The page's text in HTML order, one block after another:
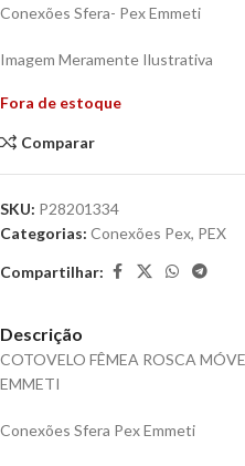
Conexões Sfera- Pex Emmeti
Imagem Meramente Ilustrativa
Fora de estoque
Comparar
SKU: P28201334
Categorias: Conexões Pex, PEX
Compartilhar:
Descrição
COTOVELO FÊMEA ROSCA
EMMETI
Conexões Sfera Pex Emmeti